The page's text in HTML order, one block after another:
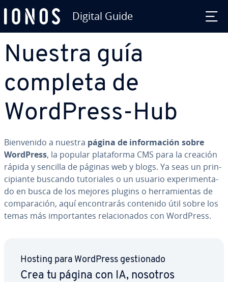
Digital Guide
Nuestra guía
completa de
WordPress-Hub
Bie­n­ve­ni­do a nuestra página de in­fo­r­ma­ción sobre
WordPress, la popular pla­ta­fo­r­ma CMS para la creación
rápida y sencilla de páginas web y blogs. Ya seas un pri­n­
ci­pia­n­te buscando tu­to­ria­les o un usuario ex­pe­ri­me­n­ta­
do en busca de los mejores plugins o he­rra­mie­n­tas de
co­m­pa­ra­ción, aquí en­co­n­tra­rás contenido útil sobre los
temas más im­po­r­ta­n­tes re­la­cio­na­dos con WordPress.
Hosting para WordPress ge­s­tio­na­do
Crea tu página con IA, nosotros